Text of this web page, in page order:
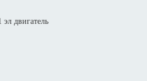
двигатель